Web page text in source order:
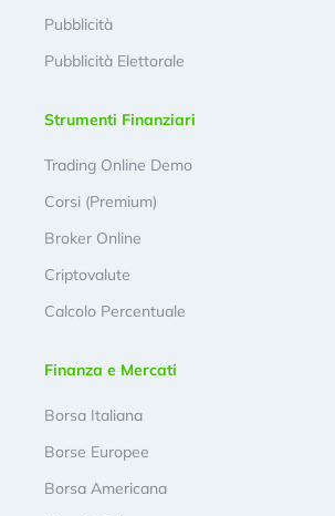
Pubblicità
Pubblicità Elettorale
Strumenti Finanziari
Trading Online Demo
Corsi (Premium)
Broker Online
Criptovalute
Calcolo Percentuale
Finanza e Mercati
Borsa Italiana
Borse Europee
Borsa Americana